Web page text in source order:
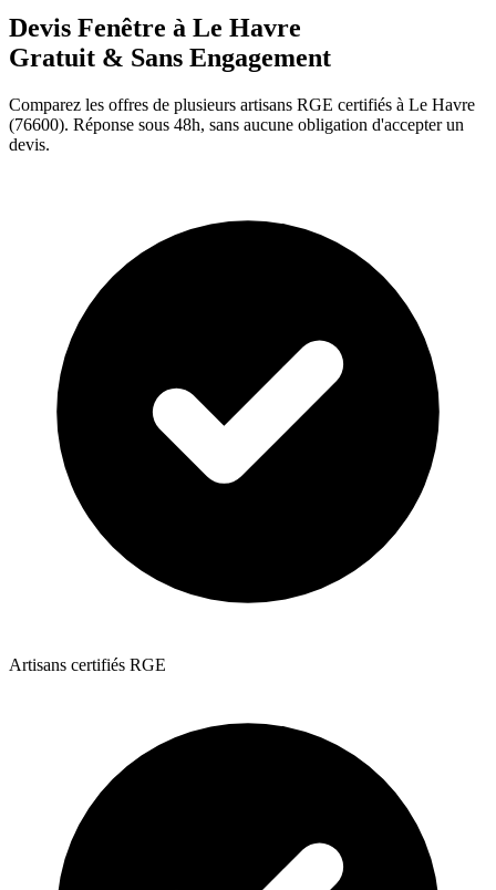
Devis Fenêtre à Le Havre
Gratuit & Sans Engagement
Comparez les offres de plusieurs artisans RGE certifiés à Le Havre
(76600). Réponse sous 48h, sans aucune obligation d'accepter un
devis.
Artisans certifiés RGE